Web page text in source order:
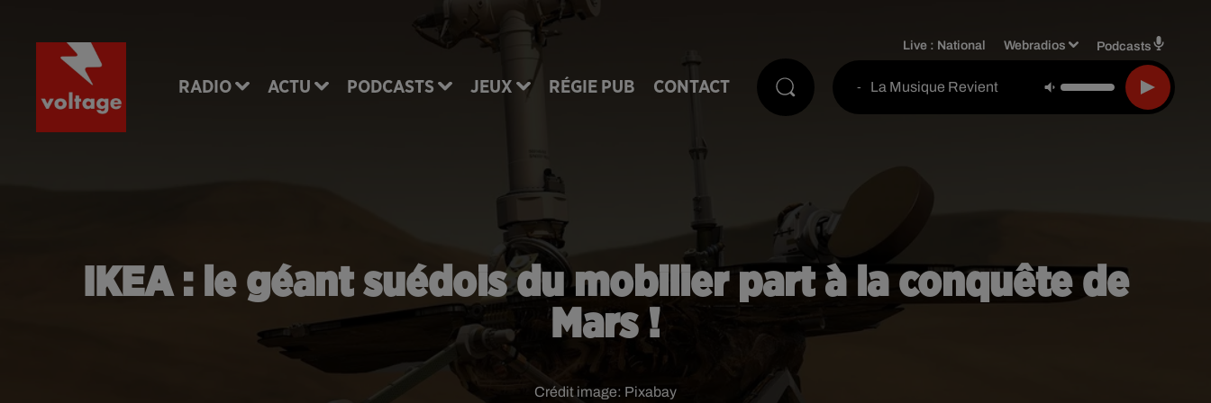
RADIO ACTU PODCASTS JEUX RÉGIE PUB CONTACT
Live : National Webradios Podcasts
- La Musique Revient
IKEA : le géant suédois du mobilier part à la conquête de
Mars !
Crédit image: Pixabay